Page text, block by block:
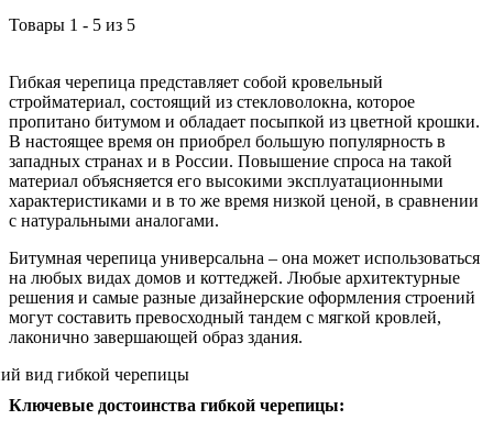
Товары 1 - 5 из 5
Гибкая черепица представляет собой кровельный
стройматериал, состоящий из стекловолокна, которое
пропитано битумом и обладает посыпкой из цветной крошки.
В настоящее время он приобрел большую популярность в
западных странах и в России. Повышение спроса на такой
материал объясняется его высокими эксплуатационными
характеристиками и в то же время низкой ценой, в сравнении
с натуральными аналогами.
Битумная черепица универсальна – она может использоваться
на любых видах домов и коттеджей. Любые архитектурные
решения и самые разные дизайнерские оформления строений
могут составить превосходный тандем с мягкой кровлей,
лаконично завершающей образ здания.
Ключевые достоинства гибкой черепицы: